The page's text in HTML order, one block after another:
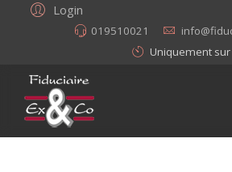
Login
019510021
Uniquement